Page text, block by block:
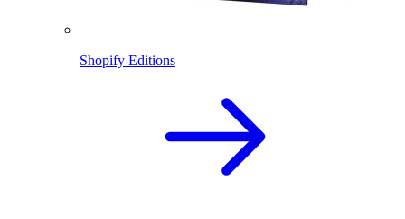
Shopify Editions